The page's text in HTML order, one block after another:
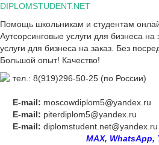
Skip
content
DIPLOMSTUDENT.NET
Помощь школьникам и студентам
Аутсорсинговые услуги для бизнеса на
услуги для бизнеса на заказ. Без
Большой опыт! Качество!
тел.: 8(919)296-50-25 (по России)
E-mail: moscowdiplom5@yandex.ru
E-mail: piterdiplom5@yandex.ru
E-mail: diplomstudent.net@yandex.ru
MAX, WhatsApp,